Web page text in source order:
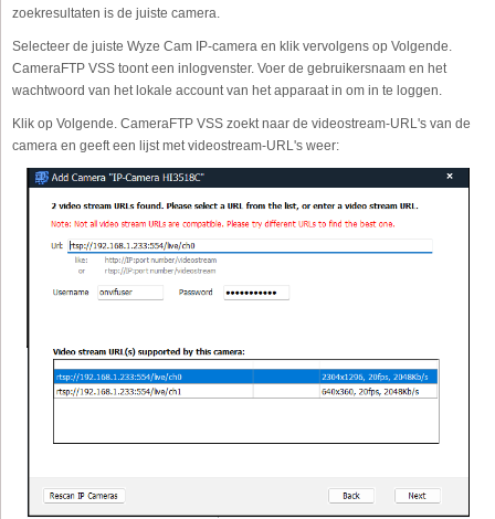
zoekresultaten is de juiste camera.
Selecteer de juiste Wyze Cam IP-camera en klik vervolgens op Volgende.
CameraFTP VSS toont een inlogvenster. Voer de gebruikersnaam en het
wachtwoord van het lokale account van het apparaat in om in te loggen.
Klik op Volgende. CameraFTP VSS zoekt naar de videostream-URL's van de
camera en geeft een lijst met videostream-URL's weer: